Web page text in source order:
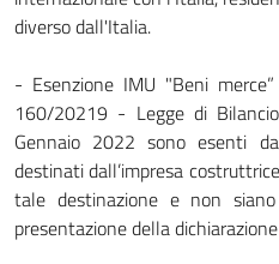
diverso dall'Italia.
- Esenzione IMU "Beni
160/20219 - Legge di
Gennaio 2022 sono esenti
destinati dall’impresa
tale destinazione e non
presentazione della